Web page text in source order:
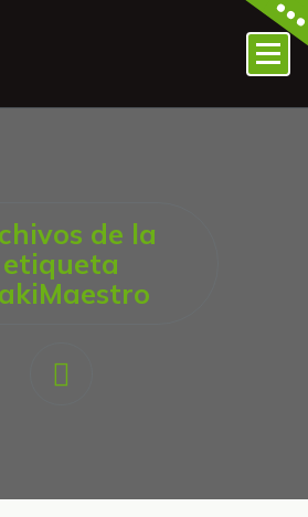
de la
etiqueta